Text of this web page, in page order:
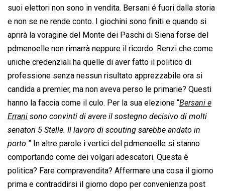
suoi elettori non sono in vendita. Bersani é fuori dalla storia
e non se ne rende conto. I giochini sono finiti e quando si
aprirà la voragine del Monte dei Paschi di Siena forse del
pdmenoelle non rimarrà neppure il ricordo. Renzi che come
uniche credenziali ha quelle di aver fatto il politico di
professione senza nessun risultato apprezzabile ora si
candida a premier, ma non aveva perso le primarie? Questi
hanno la faccia come il culo. Per la sua elezione “Bersani e
Errani sono convinti di avere il sostegno decisivo di molti
senatori 5 Stelle. Il lavoro di scouting sarebbe andato in
porto.” In altre parole i vertici del pdmenoelle si stanno
comportando come dei volgari adescatori. Questa è
politica? Fare compravendita? Affermare una cosa il giorno
prima e contraddirsi il giorno dopo per convenienza post